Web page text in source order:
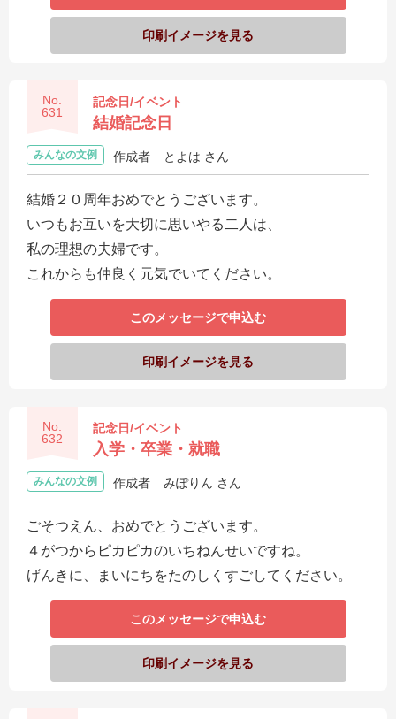
ハ
報
ラ
ボ
お
問
い
わ
印刷イメージを見る
No.
631
記念日/イベント
結婚記念日
みんなの文例 作成者 とよは さん
結婚２０周年おめでとうございます。
いつもお互いを大切に思いやる二人は、
私の理想の夫婦です。
これからも仲良く元気でいてください。
このメッセージで申込む
印刷イメージを見る
No.
632
記念日/イベント
入学・卒業・就職
みんなの文例 作成者 みぽりん さん
ごそつえん、おめでとうございます。
４がつからピカピカのいちねんせいですね。
げんきに、まいにちをたのしくすごしてください。
このメッセージで申込む
印刷イメージを見る